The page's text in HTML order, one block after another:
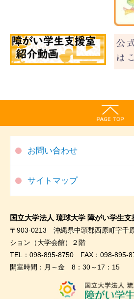
お問い合わせ
サイトマップ
国立大学法人 琉球大学 障がい学生支
〒903-0213 沖縄県中頭郡西原町字千
ション（大学会館）２階
TEL：098-895-8750 FAX：098-895-
開室時間：月～金 8：30～17：15